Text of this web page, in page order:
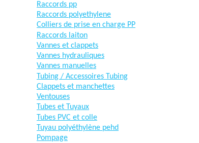
Raccords pp
Raccords polyethylene
Colliers de prise en charge PP
Raccords laiton
Vannes et clappets
Vannes hydrauliques
Vannes manuelles
Tubing / Accessoires Tubing
Clappets et manchettes
Ventouses
Tubes et Tuyaux
Tubes PVC et colle
Tuyau polyéthylène pehd
Pompage